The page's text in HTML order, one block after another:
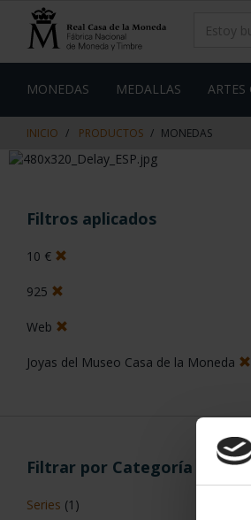
contenido
de
MONEDAS MEDALLAS ARTES
INICIO PRODUCTOS MONEDAS
Filtros aplicados
10 €
925
Web
Joyas del Museo Casa de la Moneda
Filtrar por Categoría
Series (1)